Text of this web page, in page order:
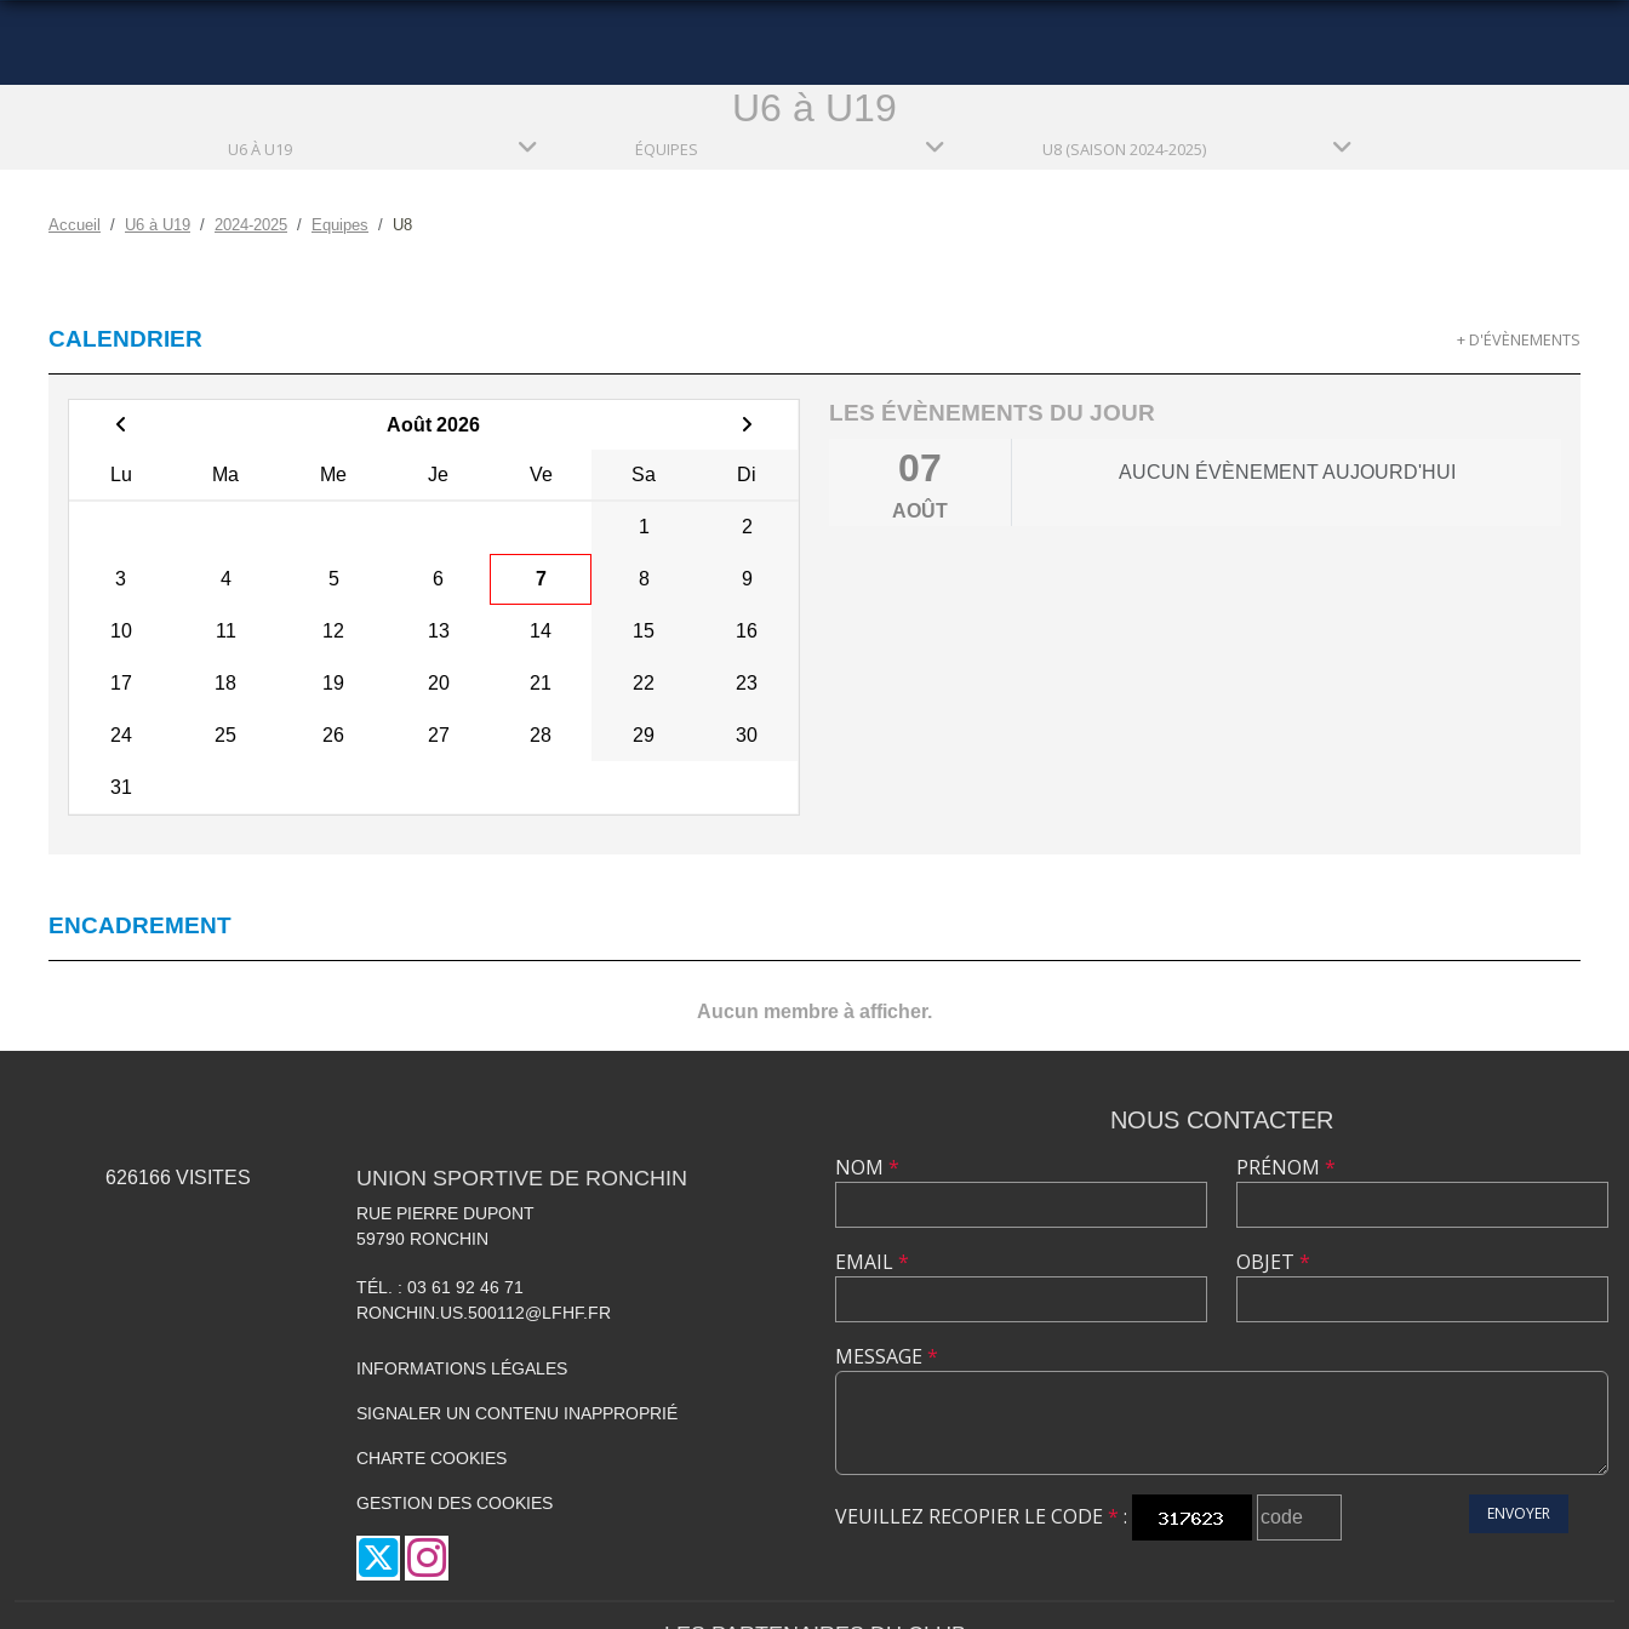
U6 à U19
U6 À U19 ÉQUIPES U8 (SAISON 2024-2025)
Accueil U6 à U19 2024-2025 Equipes U8
CALENDRIER
Août 2026
Lu Ma Me Je Ve Sa Di
1 2
3 4 5 6 7 8 9
10 11 12 13 14 15 16
17 18 19 20 21 22 23
24 25 26 27 28 29 30
31
LES ÉVÈNEMENTS DU JOUR
07
AOÛT
AUCUN ÉVÈNEMENT AUJOURD'HUI
+ D'ÉVÈNEMENTS
ENCADREMENT
Aucun membre à afficher.
626166 VISITES UNION SPORTIVE DE RONCHIN
RUE PIERRE DUPONT
59790 RONCHIN
TÉL. : 03 61 92 46 71
RONCHIN.US.500112@LFHF.FR
INFORMATIONS LÉGALES
SIGNALER UN CONTENU INAPPROPRIÉ
CHARTE COOKIES
GESTION DES COOKIES
NOUS CONTACTER
NOM *
EMAIL*
PRÉNOM *
OBJET *
MESSAGE *
VEUILLEZ RECOPIER LE CODE * : ENVOYER